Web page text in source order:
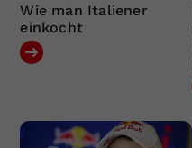
Wie man Italiener
einkocht